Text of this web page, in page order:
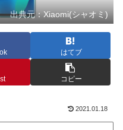
出典元：Xiaomi(シャオミ)
はてブ
コピー
2021.01.18